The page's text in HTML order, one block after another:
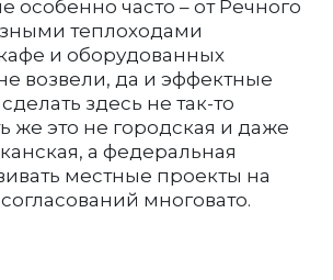
особенно часто – от Речного
теплоходами
и оборудованных
не возвели, да и эффектные
здесь не так-то
же это не городская и даже
а федеральная
местные проекты на
многовато.